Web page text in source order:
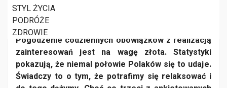
STYL ŻYCIA
PODRÓŻE
ZDROWIE
HOBBY
Pogodzenie codziennych obowiązków z realizacją
zainteresowań jest na wagę złota. Statystyki
pokazują, że niemal połowie Polaków się to udaje.
Świadczy to o tym, że potrafimy się relaksować i